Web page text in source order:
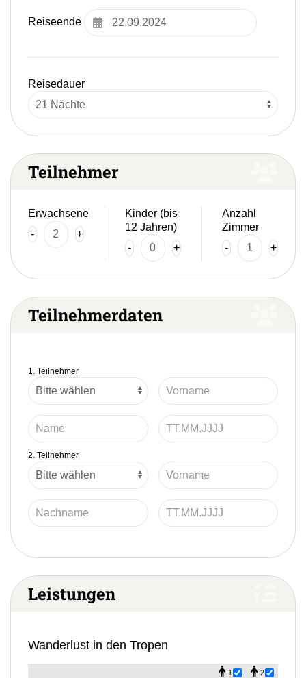
ausgewählten
Suchergebnis
gelangen.
können
Streichgesten
Reiseende
Reisedauer
Teilnehmer
Erwachsene
-
+
Kinder (bis
12 Jahren)
-
+
Anzahl
Zimmer
-
+
Teilnehmerdaten
1. Teilnehmer
2. Teilnehmer
Leistungen
Wanderlust in den Tropen
1 2